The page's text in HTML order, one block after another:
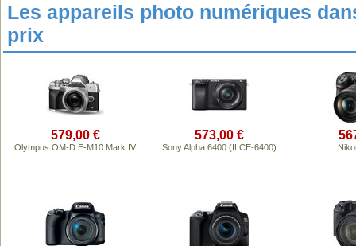
Les appareils photo numériques
prix
579,00 €
Olympus OM-D E-M10 Mark IV
573,00 €
Sony Alpha 6400 (ILCE-6400)